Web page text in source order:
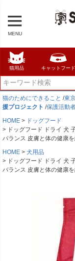
MENU
猫用品 キャットフード
猫のためにできること /東
援プロジェクト /保護活動
HOME
ドッグフード
ドッグフード ドライ 犬
バランス 皮膚と体の健康
HOME
犬用品
ドッグフード ドライ 犬
バランス 皮膚と体の健康